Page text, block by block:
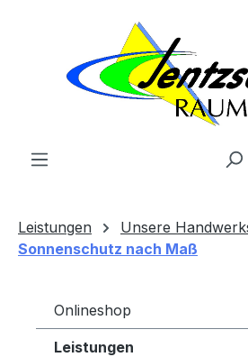
Zum Hauptinhalt springen
Leistungen
Unsere
Sonnenschutz nach Maß
Onlineshop
Leistungen